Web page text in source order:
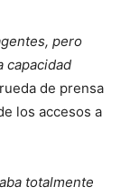
pero
capacidad
de prensa
los accesos a
totalmente